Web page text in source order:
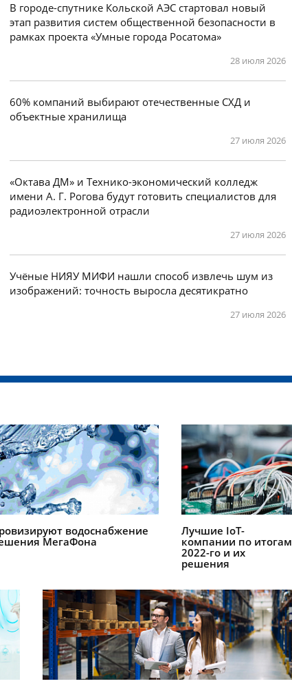
В городе-спутнике Кольской АЭС стартовал новый
этап развития систем общественной безопасности в
рамках проекта «Умные города Росатома»
28 июля 2026
60% компаний выбирают отечественные СХД и
объектные хранилища
27 июля 2026
«Октава ДМ» и Технико-экономический колледж
имени А. Г. Рогова будут готовить специалистов для
радиоэлектронной отрасли
27 июля 2026
Учëные НИЯУ МИФИ нашли способ извлечь шум из
изображений: точность выросла десятикратно
27 июля 2026
водоснабжение
МегаФона
Лучшие IoT-
компании по итогам
2022-го и их
решения